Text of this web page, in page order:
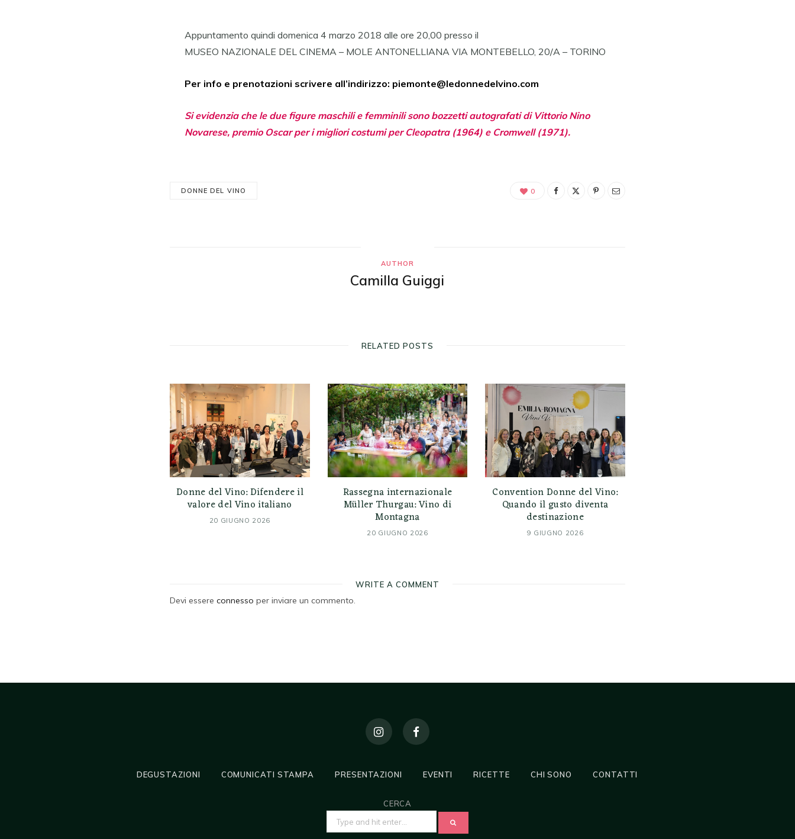
Appuntamento quindi domenica 4 marzo 2018 alle ore 20,00 presso il
MUSEO NAZIONALE DEL CINEMA – MOLE ANTONELLIANA VIA MONTEBELLO, 20/A – TORINO
Per info e prenotazioni scrivere all’indirizzo: piemonte@ledonnedelvino.com
Si evidenzia che le due figure maschili e femminili sono bozzetti autografati di Vittorio Nino
Novarese, premio Oscar per i migliori costumi per Cleopatra (1964) e Cromwell (1971).
DONNE DEL VINO 0
AUTHOR
Camilla Guiggi
RELATED POSTS
Donne del Vino: Difendere il
valore del Vino italiano
20 GIUGNO 2026
Rassegna internazionale
Müller Thurgau: Vino di
Montagna
20 GIUGNO 2026
Convention Donne del Vino:
Quando il gusto diventa
destinazione
9 GIUGNO 2026
WRITE A COMMENT
Devi essereconnesso per inviare un commento.
DEGUSTAZIONI COMUNICATI STAMPA PRESENTAZIONI EVENTI RICETTE CHI SONO CONTATTI
CERCA
SEARCH
FOR: